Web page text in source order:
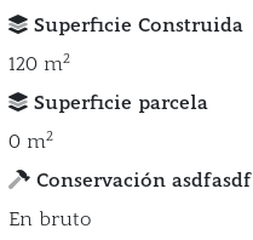
Superficie Construida
120 m2
Superficie parcela
0 m2
Conservación asdfasdf
En bruto